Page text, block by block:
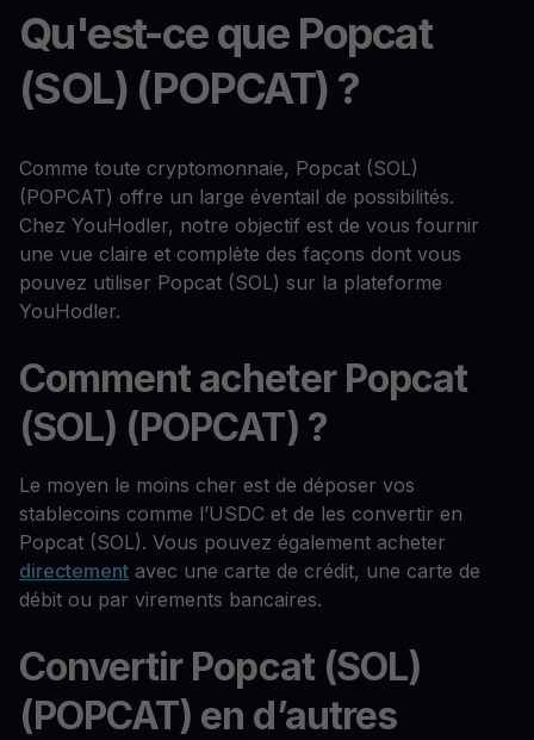
Qu'est-ce que Popcat
(SOL) (POPCAT) ?
Comme toute cryptomonnaie, Popcat (SOL)
(POPCAT) offre un large éventail de possibilités.
Chez YouHodler, notre objectif est de vous fournir
une vue claire et complète des façons dont vous
pouvez utiliser Popcat (SOL) sur la plateforme
YouHodler.
Comment acheter Popcat
(SOL) (POPCAT) ?
Le moyen le moins cher est de déposer vos
stablecoins comme l’USDC et de les convertir en
Popcat (SOL). Vous pouvez également acheter
directement avec une carte de crédit, une carte de
débit ou par virements bancaires.
Convertir Popcat (SOL)
(POPCAT) en d’autres